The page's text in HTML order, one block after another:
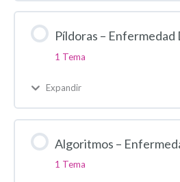
Píldoras –
1 Tema
Expandir
Algoritmos –
1 Tema